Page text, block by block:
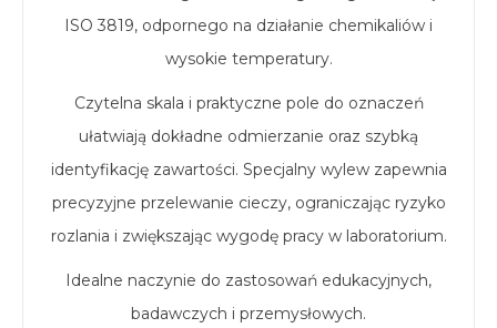
ISO 3819, odpornego na działanie chemikaliów i
wysokie temperatury.
Czytelna skala i praktyczne pole do oznaczeń
ułatwiają dokładne odmierzanie oraz szybką
identyfikację zawartości. Specjalny wylew zapewnia
precyzyjne przelewanie cieczy, ograniczając ryzyko
rozlania i zwiększając wygodę pracy w laboratorium.
Idealne naczynie do zastosowań edukacyjnych,
badawczych i przemysłowych.